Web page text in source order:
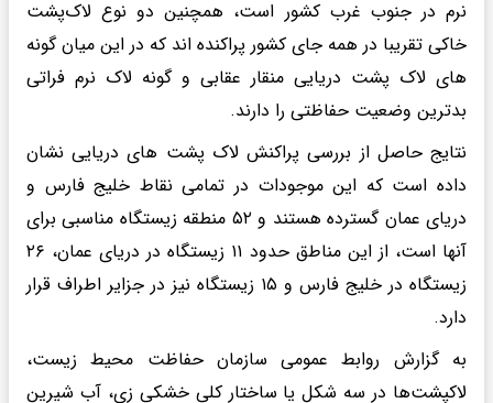
نرم در جنوب غرب کشور است، همچنین دو نوع لاک‌پشت
خاکی تقریبا در همه جای کشور پراکنده اند که در این میان گونه
های لاک پشت دریایی منقار عقابی و گونه لاک نرم فراتی
بدترین وضعیت حفاظتی را دارند.
نتایج حاصل از بررسی پراکنش لاک ‌پشت ‌های دریایی نشان
داده است که این موجودات در تمامی نقاط خلیج فارس و
دریای عمان گسترده ‌هستند و ۵۲ منطقه زیستگاه مناسبی برای
آنها است، از این مناطق حدود ۱۱ زیستگاه در دریای عمان، ۲۶
زیستگاه در خلیج فارس و ۱۵ زیستگاه نیز در جزایر اطراف قرار
دارد.
به گزارش روابط عمومی سازمان حفاظت محیط زیست،
لاکپشت‌ها در سه شکل یا ساختار کلی خشکی زی، آب شیرین